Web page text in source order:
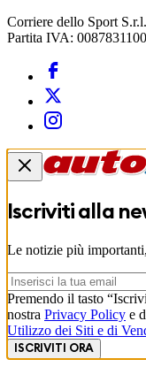
Corriere dello Sport
Partita IVA:
Iscriviti alla
Le notizie più
Premendo il tasto
nostra Privacy Policy e
Utilizzo dei Siti e di
ISCRIVITI ORA